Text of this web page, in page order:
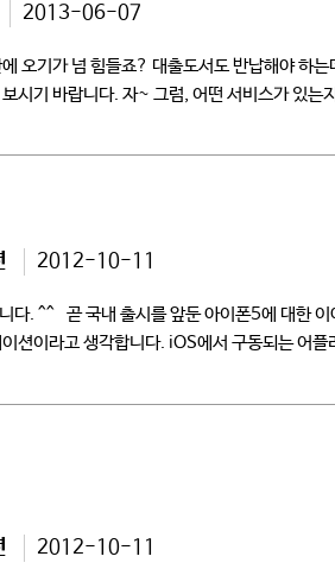
2013-06-07
오기가 넘 힘들죠? 대출도서도 반납해야
해 보시기 바랍니다. 자~ 그럼, 어떤 서비
2012-10-11
. ^^ 곧 국내 출시를 앞둔 아이폰5에 대한
이라고 생각합니다. iOS에서 구동되는 어
2012-10-11